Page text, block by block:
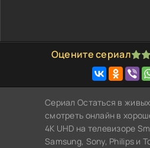
Оцените сериал
1 2 3 4 5
Сериал Остаться в
смотреть онлайн в
4K UHD на телевизоре
Samsung, Sony, Philips и